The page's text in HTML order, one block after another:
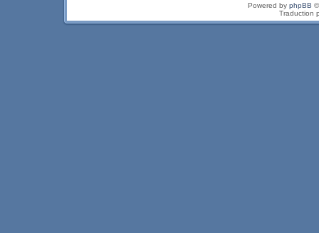
Powered by phpBB
Traduction